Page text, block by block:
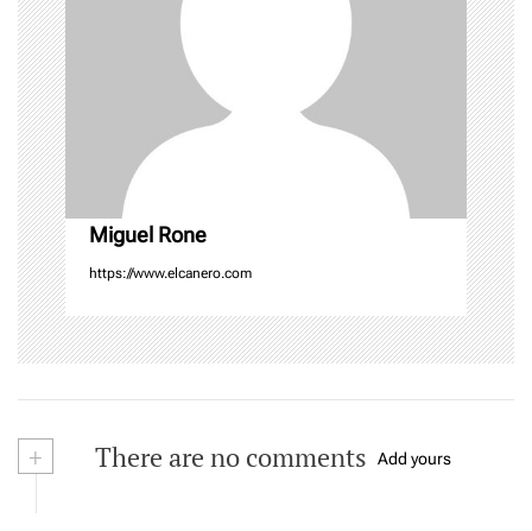
t
i
o
n
Miguel Rone
https://www.elcanero.com
+ There are no comments Add yours